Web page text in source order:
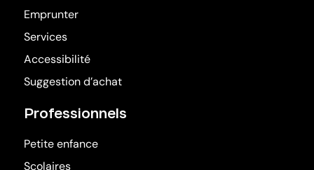
Emprunter
Services
Accessibilité
Suggestion d’achat
Professionnels
Petite enfance
Scolaires